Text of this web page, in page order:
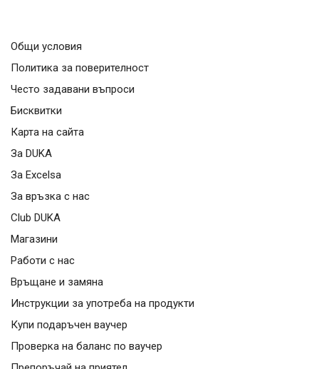
Общи условия
Политика за поверителност
Често задавани въпроси
Бисквитки
Карта на сайта
За DUKA
За Excelsa
За връзка с нас
Club DUKA
Магазини
Работи с нас
Връщане и замяна
Инструкции за употреба на продукти
Купи подаръчен ваучер
Проверка на баланс по ваучер